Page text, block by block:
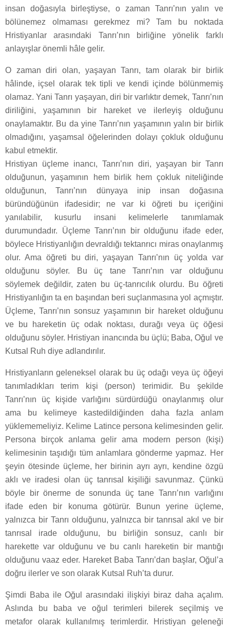
insan doğasıyla birleştiyse, o zaman Tanrı’nın yalın ve
bölünemez olmaması gerekmez mi? Tam bu noktada
Hristiyanlar arasındaki Tanrı’nın birliğine yönelik farklı
anlayışlar önemli hâle gelir.
O zaman diri olan, yaşayan Tanrı, tam olarak bir birlik
hâlinde, içsel olarak tek tipli ve kendi içinde bölünmemiş
olamaz. Yani Tanrı yaşayan, diri bir varlıktır demek, Tanrı’nın
diriliğini, yaşamının bir hareket ve ilerleyiş olduğunu
onaylamaktır. Bu da yine Tanrı’nın yaşamının yalın bir birlik
olmadığını, yaşamsal öğelerinden dolayı çokluk olduğunu
kabul etmektir.
Hristiyan üçleme inancı, Tanrı’nın diri, yaşayan bir Tanrı
olduğunun, yaşamının hem birlik hem çokluk niteliğinde
olduğunun, Tanrı’nın dünyaya inip insan doğasına
büründüğünün ifadesidir; ne var ki öğreti bu içeriğini
yanılabilir, kusurlu insani kelimelerle tanımlamak
durumundadır. Üçleme Tanrı’nın bir olduğunu ifade eder,
böylece Hristiyanlığın devraldığı tektanrıcı miras onaylanmış
olur. Ama öğreti bu diri, yaşayan Tanrı’nın üç yolda var
olduğunu söyler. Bu üç tane Tanrı’nın var olduğunu
söylemek değildir, zaten bu üç-tanrıcılık olurdu. Bu öğreti
Hristiyanlığın ta en başından beri suçlanmasına yol açmıştır.
Üçleme, Tanrı’nın sonsuz yaşamının bir hareket olduğunu
ve bu hareketin üç odak noktası, durağı veya üç öğesi
olduğunu söyler. Hristiyan inancında bu üçlü; Baba, Oğul ve
Kutsal Ruh diye adlandırılır.
Hristiyanların geleneksel olarak bu üç odağı veya üç öğeyi
tanımladıkları terim kişi (person) terimidir. Bu şekilde
Tanrı’nın üç kişide varlığını sürdürdüğü onaylanmış olur
ama bu kelimeye kastedildiğinden daha fazla anlam
yüklememeliyiz. Kelime Latince persona kelimesinden gelir.
Persona birçok anlama gelir ama modern person (kişi)
kelimesinin taşıdığı tüm anlamlara gönderme yapmaz. Her
şeyin ötesinde üçleme, her birinin ayrı ayrı, kendine özgü
aklı ve iradesi olan üç tanrısal kişiliği savunmaz. Çünkü
böyle bir önerme de sonunda üç tane Tanrı’nın varlığını
ifade eden bir konuma götürür. Bunun yerine üçleme,
yalnızca bir Tanrı olduğunu, yalnızca bir tanrısal akıl ve bir
tanrısal irade olduğunu, bu birliğin sonsuz, canlı bir
harekette var olduğunu ve bu canlı hareketin bir mantığı
olduğunu vaaz eder. Hareket Baba Tanrı’dan başlar, Oğul’a
doğru ilerler ve son olarak Kutsal Ruh’ta durur.
Şimdi Baba ile Oğul arasındaki ilişkiyi biraz daha açalım.
Aslında bu baba ve oğul terimleri bilerek seçilmiş ve
metafor olarak kullanılmış terimlerdir. Hristiyan geleneği